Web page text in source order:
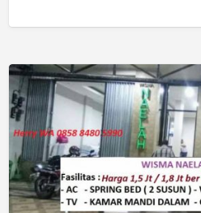
WISMA
NAELAH
KOSAN
IHSAN